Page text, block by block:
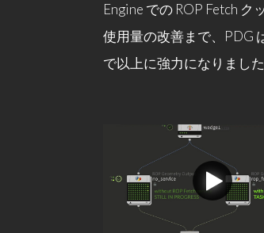
Engine での ROP Fetch
使用量の改善まで、PDG
で以上に強力になりました